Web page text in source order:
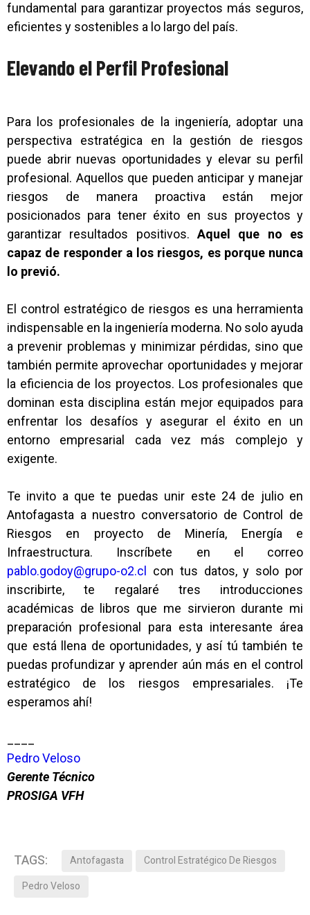
fundamental para garantizar proyectos más seguros,
eficientes y sostenibles a lo largo del país.
Elevando el Perfil Profesional
Para los profesionales de la ingeniería, adoptar una
perspectiva estratégica en la gestión de riesgos
puede abrir nuevas oportunidades y elevar su perfil
profesional. Aquellos que pueden anticipar y manejar
riesgos de manera proactiva están mejor
posicionados para tener éxito en sus proyectos y
garantizar resultados positivos. Aquel que no es
capaz de responder a los riesgos, es porque nunca
lo previó.
El control estratégico de riesgos es una herramienta
indispensable en la ingeniería moderna. No solo ayuda
a prevenir problemas y minimizar pérdidas, sino que
también permite aprovechar oportunidades y mejorar
la eficiencia de los proyectos. Los profesionales que
dominan esta disciplina están mejor equipados para
enfrentar los desafíos y asegurar el éxito en un
entorno empresarial cada vez más complejo y
exigente.
Te invito a que te puedas unir este 24 de julio en
Antofagasta a nuestro conversatorio de Control de
Riesgos en proyecto de Minería, Energía e
Infraestructura. Inscríbete en el correo
pablo.godoy@grupo-o2.cl
con tus datos, y solo por
inscribirte, te regalaré tres introducciones
académicas de libros que me sirvieron durante mi
preparación profesional para esta interesante área
que está llena de oportunidades, y así tú también te
puedas profundizar y aprender aún más en el control
estratégico de los riesgos empresariales. ¡Te
esperamos ahí!
Pedro Veloso
Gerente Técnico
PROSIGA VFH
TAGS: Antofagasta
Control Estratégico De Riesgos
Pedro Veloso